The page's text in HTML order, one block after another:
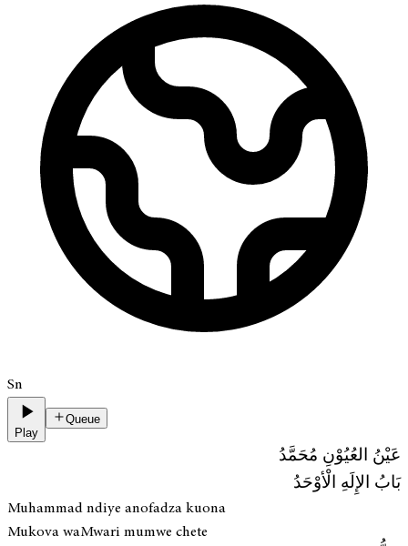
Sn
Play
Queue
عَيْنُ العُيُوْنِ مُحَمَّدُ
بَابُ الإِلَهِ الْأوْحَدُ
Muhammad ndiye anofadza kuona
Mukova waMwari mumwe chete